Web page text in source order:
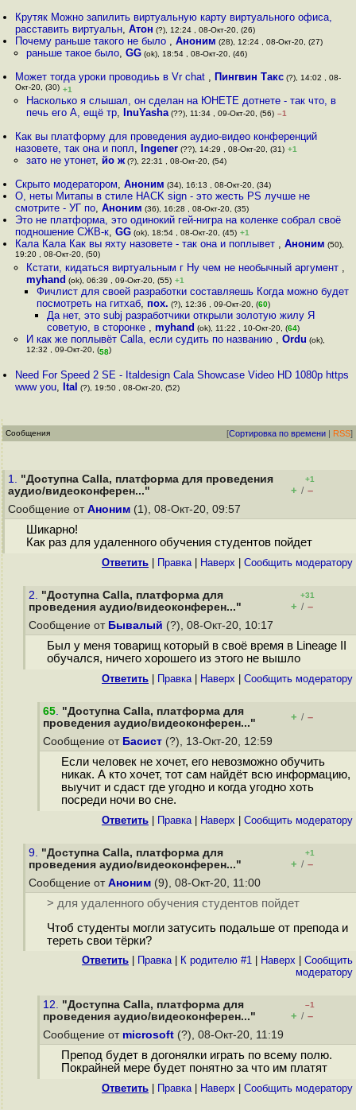
Крутяк Можно запилить виртуальную карту виртуального офиса,
расставить виртуальн,Атон (?), 12:24 , 08-Окт-20, (26)
Почему раньше такого не было ,Аноним (28), 12:24 , 08-Окт-20, (27)
раньше такое было, GG(ok), 18:54 , 08-Окт-20, (46)
Может тогда уроки проводиьь в Vr chat , Пингвин Такс (?), 14:02 , 08-
Окт-20, (30) +1
Насколько я слышал, он сделан на ЮНЕТЕ дотнете - так что, в
печь его А, ещё тр, InuYasha(??), 11:34 , 09-Окт-20, (56) –1
Как вы платформу для проведения аудио-видео конференций
назовете, так она и попл, Ingener (??), 14:29 , 08-Окт-20, (31) +1
зато не утонет, йо ж(?), 22:31 , 08-Окт-20, (54)
Скрыто модератором,Аноним (34), 16:13 , 08-Окт-20, (34)
О, неты Митапы в стиле HACK sign - это жесть PS лучше не
смотрите - УГ по,Аноним (36), 16:28 , 08-Окт-20, (35)
Это не платформа, это одинокий гей-нигра на коленке собрал своё
подношение СЖВ-к,GG (ok), 18:54 , 08-Окт-20, (45) +1
Кала Кала Как вы яхту назовете - так она и поплывет ,Аноним (50),
19:20 , 08-Окт-20, (50)
Кстати, кидаться виртуальным г Ну чем не необычный аргумент ,
myhand (ok), 06:39 , 09-Окт-20, (55) +1
Фичлист для своей разработки составляешь Когда можно будет
посмотреть на гитхаб, пох. (?), 12:36 , 09-Окт-20, (60)
Да нет, это subj разработчики открыли золотую жилу Я
советую, в сторонке ,myhand (ok), 11:22 , 10-Окт-20, (64)
И как же поплывёт Calla, если судить по названию , Ordu (ok),
12:32 , 09-Окт-20, (58)
Need For Speed 2 SE - Italdesign Cala Showcase Video HD 1080p https
www you, Ital (?), 19:50 , 08-Окт-20, (52)
Сообщения [Сортировка по времени | RSS]
1. "Доступна Calla, платформа для проведения
аудио/видеоконферен..."
+1
+ / –
Сообщение от Аноним (1), 08-Окт-20, 09:57
Шикарно!
Как раз для удаленного обучения студентов пойдет
Ответить Правка| Наверх Cообщить модератору
2. "Доступна Calla, платформа для
проведения аудио/видеоконферен..."
+31
+ / –
Сообщение от Бывалый (?), 08-Окт-20, 10:17
Был у меня товарищ который в своё время в Lineage II
обучался, ничего хорошего из этого не вышло
Ответить Правка| Наверх Cообщить модератору
65. "Доступна Calla, платформа для
проведения аудио/видеоконферен..."
+ / –
Сообщение от Басист (?), 13-Окт-20, 12:59
Если человек не хочет, его невозможно обучить
никак. А кто хочет, тот сам найдёт всю информацию,
выучит и сдаст где угодно и когда угодно хоть
посреди ночи во сне.
Ответить Правка| Наверх Cообщить модератору
9. "Доступна Calla, платформа для
проведения аудио/видеоконферен..."
+1
+ / –
Сообщение от Аноним (9), 08-Окт-20, 11:00
> для удаленного обучения студентов пойдет
Чтоб студенты могли затусить подальше от препода и
тереть свои тёрки?
Ответить Правка| К родителю #1 Наверх
Cообщить
модератору
12. "Доступна Calla, платформа для
проведения аудио/видеоконферен..."
–1
+ / –
Сообщение от microsoft (?), 08-Окт-20, 11:19
Препод будет в догонялки играть по всему полю.
Покрайней мере будет понятно за что им платят
Ответить Правка| Наверх Cообщить модератору